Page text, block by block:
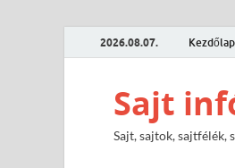
2026.08.07. Kezdőlap
Sajt
Sajt, sajtok, sajtfélék,